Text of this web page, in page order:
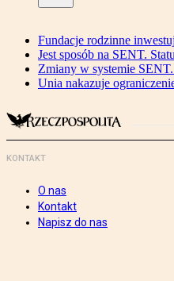
Fundacje rodzinne
Jest sposób na SENT.
Zmiany w systemie
Unia nakazuje
KONTAKT
O nas
Kontakt
Napisz do nas